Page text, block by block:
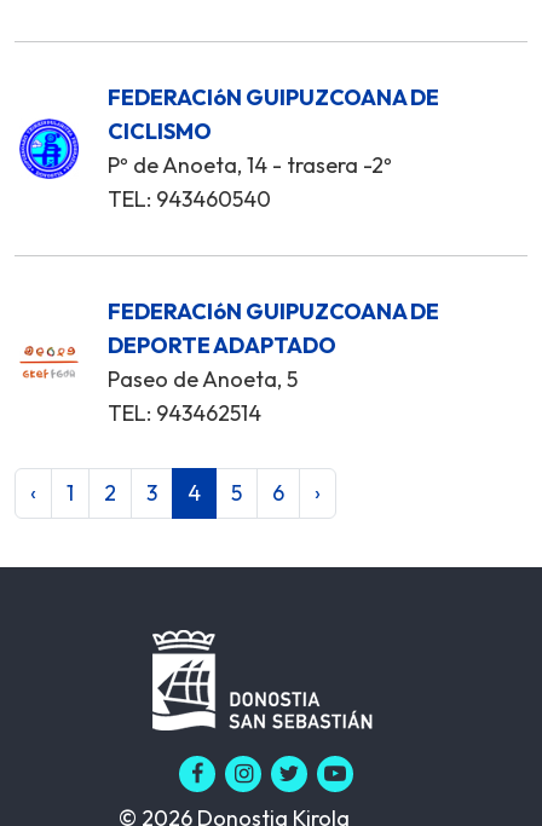
FEDERACIóN GUIPUZCOANA DE
CICLISMO
Pº de Anoeta, 14 - trasera -2º
TEL: 943460540
FEDERACIóN GUIPUZCOANA DE
DEPORTE ADAPTADO
Paseo de Anoeta, 5
TEL: 943462514
‹ 1 2 3 4 5 6 ›
© 2026 Donostia Kirola